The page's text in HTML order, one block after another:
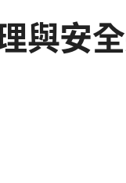
與安